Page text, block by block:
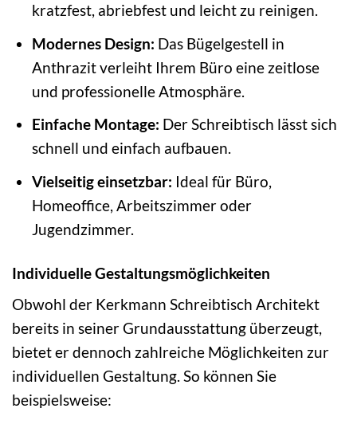
kratzfest, abriebfest und leicht zu reinigen.
Modernes Design: Das Bügelgestell in
Anthrazit verleiht Ihrem Büro eine zeitlose
und professionelle Atmosphäre.
Einfache Montage: Der Schreibtisch lässt sich
schnell und einfach aufbauen.
Vielseitig einsetzbar: Ideal für Büro,
Homeoffice, Arbeitszimmer oder
Jugendzimmer.
Individuelle Gestaltungsmöglichkeiten
Obwohl der Kerkmann Schreibtisch Architekt
bereits in seiner Grundausstattung überzeugt,
bietet er dennoch zahlreiche Möglichkeiten zur
individuellen Gestaltung. So können Sie
beispielsweise: